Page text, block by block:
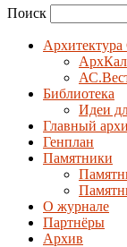
Поиск
Библиотека
Идеи
Главный
Генплан
Памятники
О журнале
Партнёры
Архив